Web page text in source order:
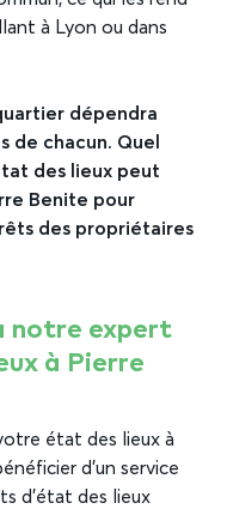
à Lyon ou dans
dépendra
de chacun. Quel
des lieux peut
Benite pour
des propriétaires
notre expert
à Pierre
état des lieux à
d’un service
d’état des lieux